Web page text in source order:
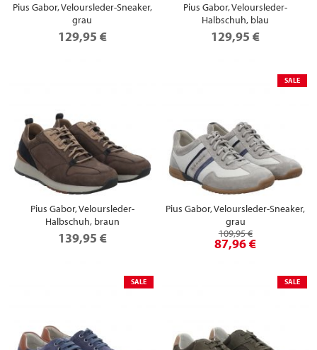
Pius Gabor, Veloursleder-Sneaker,
grau
129,95 €
Pius Gabor, Veloursleder-
Halbschuh, blau
129,95 €
Pius Gabor, Veloursleder-
Halbschuh, braun
139,95 €
SALE
Pius Gabor, Veloursleder-Sneaker,
grau
109,95 €
87,96 €
SALE SALE